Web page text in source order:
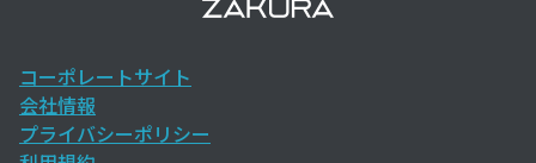
コーポレートサイト
会社情報
プライバシーポリシー